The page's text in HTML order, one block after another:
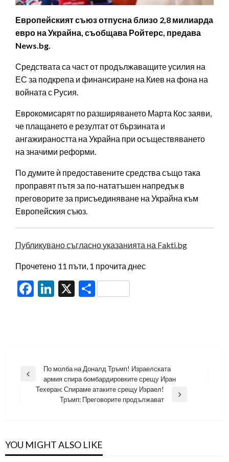
Европейският съюз отпусна близо 2,8 милиарда
евро на Украйна, съобщава Ройтерс, предава
News.bg.
Средствата са част от продължаващите усилия на
ЕС за подкрепа и финансиране на Киев на фона на
войната с Русия.
Еврокомисарят по разширяването Марта Кос заяви,
че плащането е резултат от бързината и
ангажираността на Украйна при осъществяването
на значими реформи.
По думите ѝ предоставените средства също така
проправят пътя за по-нататъшен напредък в
преговорите за присъединяване на Украйна към
Европейския съюз.
Публикувано съгласно указанията на Fakti.bg
Прочетено 11 пъти, 1 прочита днес
Facebook
LinkedIn
X Share
Навигация
Previous
По молба на Доналд Тръмп! Израелската
армия спира бомбардировките срещу Иран
Техеран: Спираме атаките срещу Израел!
Тръмп: Преговорите продължават
YOU MIGHT ALSO LIKE